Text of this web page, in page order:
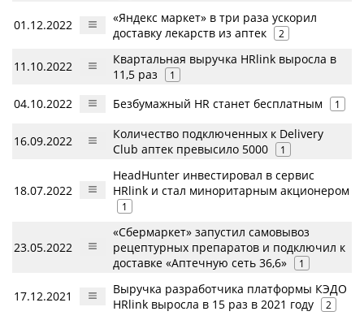
01.12.2022
«Яндекс маркет» в три раза ускорил
доставку лекарств из аптек
2
11.10.2022
Квартальная выручка HRlink выросла в
11,5 раз
1
04.10.2022 Безбумажный HR станет бесплатным 1
16.09.2022
Количество подключенных к Delivery
Club аптек превысило 5000
1
18.07.2022
HeadHunter инвестировал в сервис
HRlink и стал миноритарным акционером
1
23.05.2022
«Сбермаркет» запустил самовывоз
рецептурных препаратов и подключил к
доставке «Аптечную сеть 36,6»
1
17.12.2021
Выручка разработчика платформы КЭДО
HRlink выросла в 15 раз в 2021 году
2